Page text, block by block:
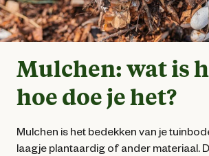
Mulchen: wat is
hoe doe je het?
Mulchen is het bedekken van je
laagje plantaardig of ander materiaal.